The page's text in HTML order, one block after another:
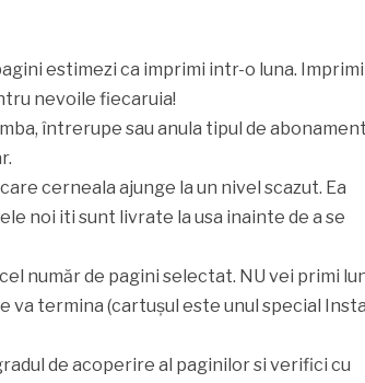
estimezi ca imprimi intr-o luna. Imprimi
nevoile fiecaruia!
întrerupe sau anula tipul de abonament
cerneala ajunge la un nivel scazut. Ea
noi iti sunt livrate la usa inainte de a se
număr de pagini selectat. NU vei primi
va termina (cartușul este unul special
de acoperire al paginilor si verifici cu